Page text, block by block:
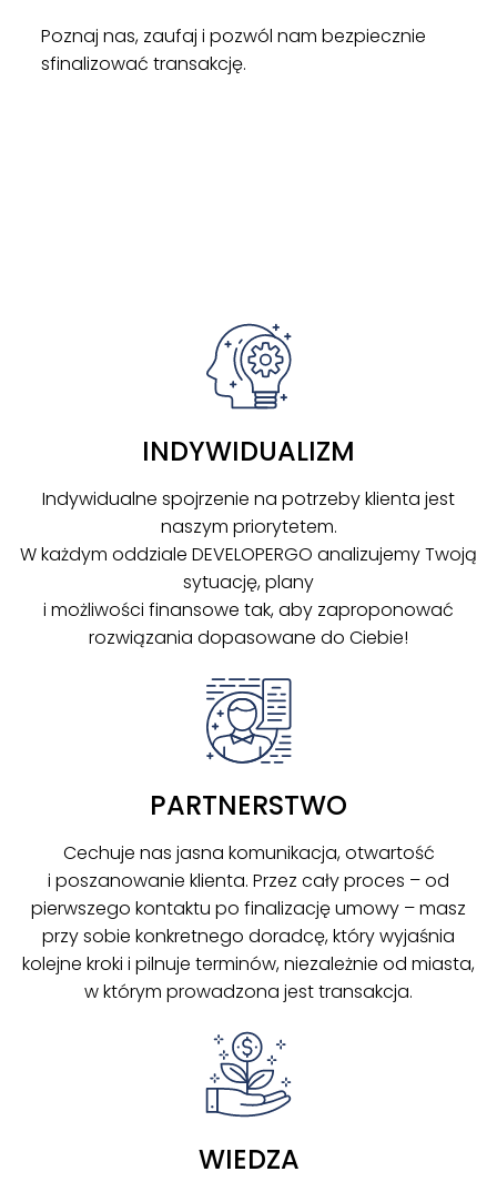
Poznaj nas, zaufaj i pozwól nam bezpiecznie
sfinalizować transakcję.
INDYWIDUALIZM
Indywidualne spojrzenie na potrzeby klienta jest
naszym priorytetem.
W każdym oddziale DEVELOPERGO analizujemy Twoją
sytuację, plany
i możliwości finansowe tak, aby zaproponować
rozwiązania dopasowane do Ciebie!
PARTNERSTWO
Cechuje nas jasna komunikacja, otwartość
i poszanowanie klienta. Przez cały proces – od
pierwszego kontaktu po finalizację umowy – masz
przy sobie konkretnego doradcę, który wyjaśnia
kolejne kroki i pilnuje terminów, niezależnie od miasta,
w którym prowadzona jest transakcja.
WIEDZA